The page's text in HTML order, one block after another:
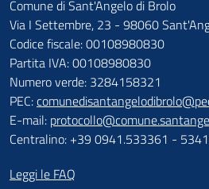
Comune di Sant'Angelo di Brolo
Via I Settembre, 23 - 98060
Codice fiscale: 00108980830
Partita IVA: 00108980830
Numero verde: 3284158321
PEC:
E-mail:
Centralino: +39 0941.533361 -
Leggi le FAQ